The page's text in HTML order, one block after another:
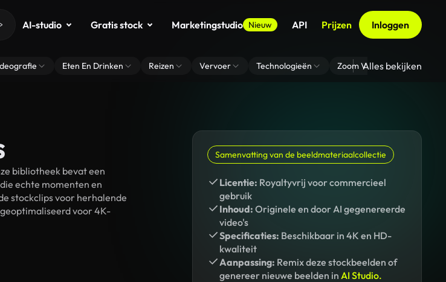
AI-studio Gratis stock Marketingstudio Nieuw API Prijzen Inloggen
Eten En Drinken Reizen Vervoer Technologieën Zoom Virtuele
Alles bekijken
bibliotheek bevat een
echte momenten en
stockclips voor herhalende
voor 4K-
Samenvatting van de beeldmateriaalcollectie
Licentie: Royaltyvrij voor commercieel
gebruik
Inhoud: Originele en door AI gegenereerde
video's
Specificaties: Beschikbaar in 4K en HD-
kwaliteit
Aanpassing: Remix deze stockbeelden of
genereer nieuwe beelden in AI Studio.